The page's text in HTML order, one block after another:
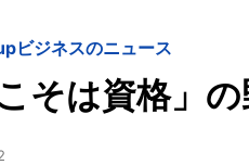
ビジネスのニュース
こそは資格